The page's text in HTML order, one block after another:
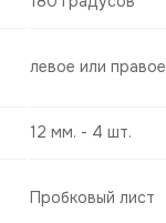
левое или правое
12 мм. - 4 шт.
Пробковый лист